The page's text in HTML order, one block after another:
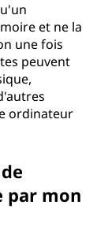
et ne la
une fois
peuvent
ordinateur
par mon